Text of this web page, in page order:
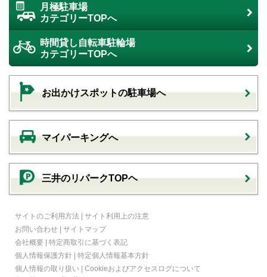
月極駐車場
カテゴリーTOPへ
時間貸し自転車駐輪場
カテゴリーTOPへ
お出かけスポットの駐車場へ
マイパーキングへ
三井のリパークTOPヘ
サイトのご利用方法 | サイト利用上の注意
お問い合わせ | サイトマップ
会社概要 | 特定商取引に基づく表記
個人情報保護方針 | 特定個人情報基本方針
個人情報の取り扱い | Cookieおよびアクセスログについて